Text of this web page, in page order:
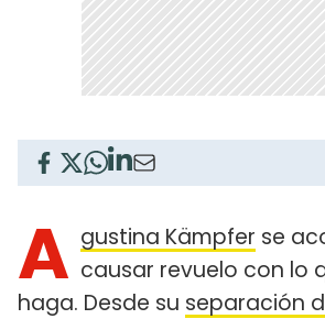
A gustina Kämpfer se
causar revuelo con lo
haga. Desde su separación